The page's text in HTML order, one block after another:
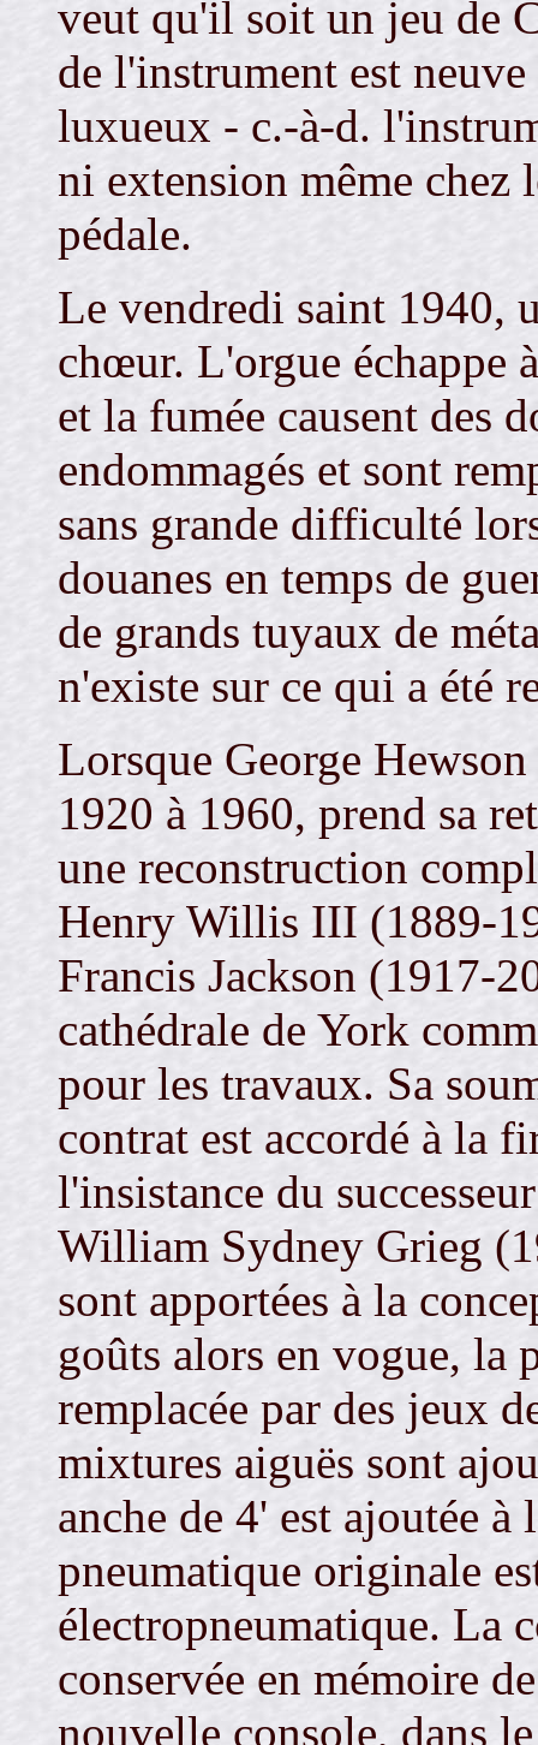
veut qu'il soit un jeu de
de l'instrument est
luxueux - c.-à-d.
ni extension même chez
pédale.
Le vendredi saint 1940,
chœur. L'orgue échappe
et la fumée causent des
endommagés et sont
sans grande difficulté
douanes en temps de
de grands tuyaux de
n'existe sur ce qui a été
Lorsque George
1920 à 1960, prend sa
une reconstruction
Henry Willis III (1889-
Francis Jackson (1917-
cathédrale de York
pour les travaux. Sa
contrat est accordé à la
l'insistance du
William Sydney Grieg
sont apportées à la
goûts alors en vogue, la
remplacée par des jeux
mixtures aiguës sont
anche de 4' est ajoutée
pneumatique originale
électropneumatique. La
conservée en mémoire
nouvelle console, dans